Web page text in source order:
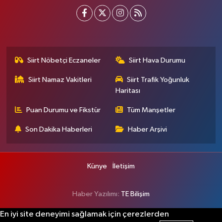
Siirt Nöbetçi Eczaneler Siirt Hava Durumu
Siirt Namaz Vakitleri
Siirt Trafik Yoğunluk
Haritası
Puan Durumu ve Fikstür Tüm Manşetler
Son Dakika Haberleri Haber Arşivi
Künye İletişim
Haber Yazılımı: TE Bilişim
En iyi site deneyimi sağlamak için çerezlerden